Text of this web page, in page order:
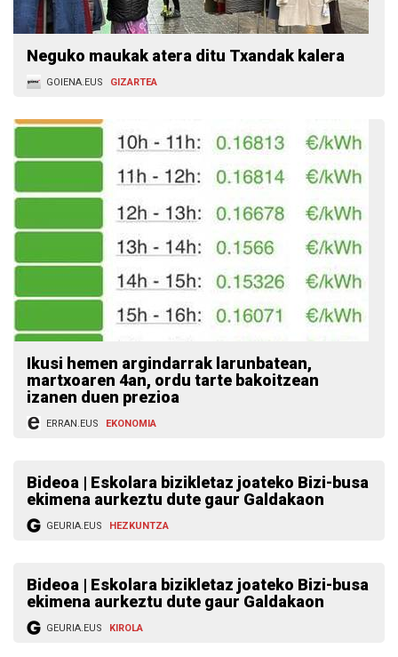
Neguko maukak atera ditu Txandak kalera
GOIENA.EUS GIZARTEA
Ikusi hemen argindarrak larunbatean,
martxoaren 4an, ordu tarte bakoitzean
izanen duen prezioa
ERRAN.EUS EKONOMIA
Bideoa | Eskolara bizikletaz joateko Bizi-busa
ekimena aurkeztu dute gaur Galdakaon
GEURIA.EUS HEZKUNTZA
Bideoa | Eskolara bizikletaz joateko Bizi-busa
ekimena aurkeztu dute gaur Galdakaon
GEURIA.EUS KIROLA